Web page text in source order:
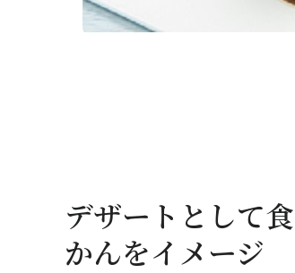
デザートとして
かんをイメージ